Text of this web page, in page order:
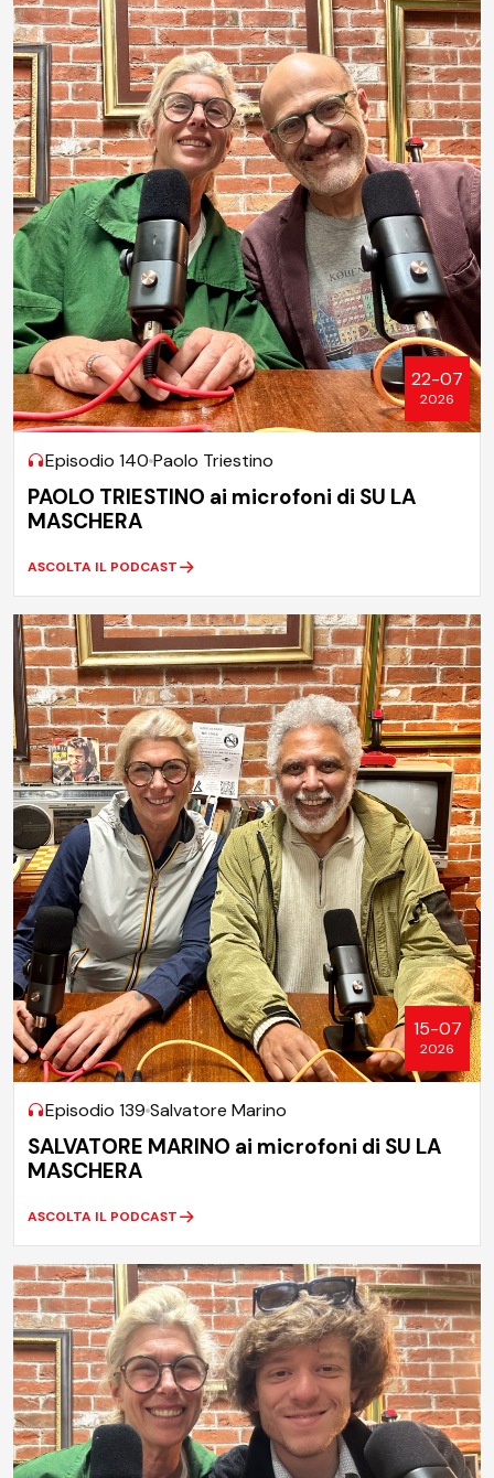
22-07
2026
Episodio 140 Paolo Triestino
PAOLO TRIESTINO ai microfoni di SU LA
MASCHERA
ASCOLTA IL PODCAST
15-07
2026
Episodio 139 Salvatore Marino
SALVATORE MARINO ai microfoni di SU LA
MASCHERA
ASCOLTA IL PODCAST